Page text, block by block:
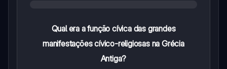
Qual era a função cívica das grandes
manifestações cívico-religiosas na Grécia
Antiga?